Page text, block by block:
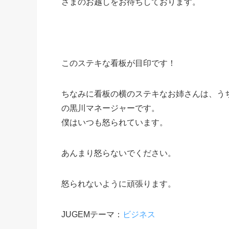
このステキな看板が目印です！
ちなみに看板の横のステキなお姉さんは、う
の黒川マネージャーです。
僕はいつも怒られています。
あんまり怒らないでください。
怒られないように頑張ります。
JUGEMテーマ： ビジネス